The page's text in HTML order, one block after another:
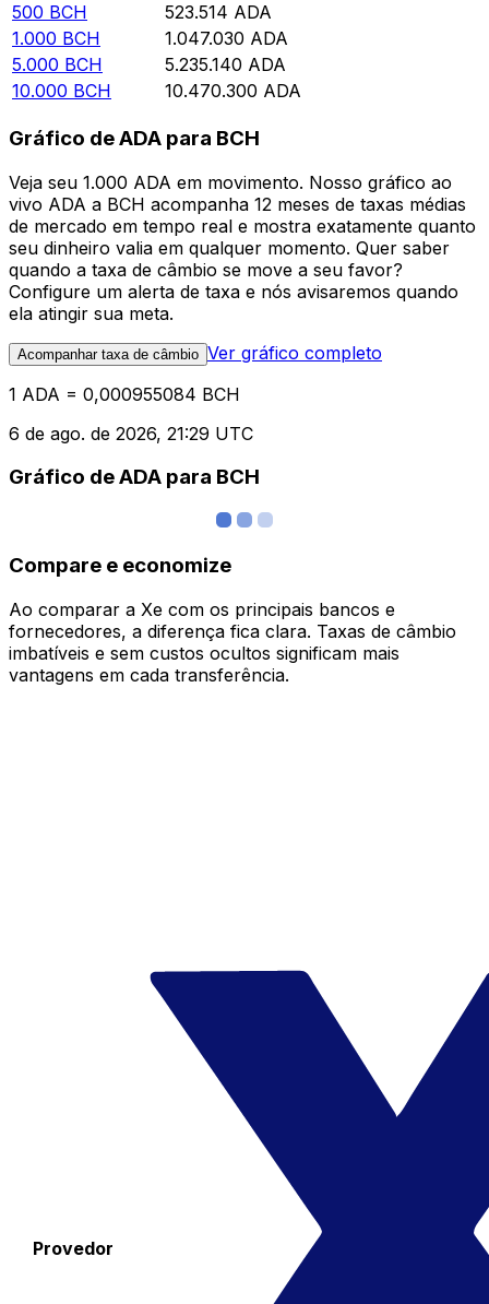
500 BCH 523.514 ADA
1.000 BCH 1.047.030 ADA
5.000 BCH 5.235.140 ADA
10.000 BCH 10.470.300 ADA
Gráfico de ADA para BCH
Veja seu 1.000 ADA em movimento. Nosso gráfico ao
vivo ADA a BCH acompanha 12 meses de taxas médias
de mercado em tempo real e mostra exatamente quanto
seu dinheiro valia em qualquer momento. Quer saber
quando a taxa de câmbio se move a seu favor?
Configure um alerta de taxa e nós avisaremos quando
ela atingir sua meta.
Acompanhar taxa de câmbio Ver gráfico completo
1 ADA = 0,000955084 BCH
6 de ago. de 2026, 21:29 UTC
Gráfico de ADA para BCH
Compare e economize
Ao comparar a Xe com os principais bancos e
fornecedores, a diferença fica clara. Taxas de câmbio
imbatíveis e sem custos ocultos significam mais
vantagens em cada transferência.
Provedor